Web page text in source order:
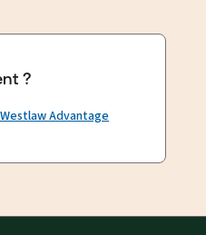
?
Advantage